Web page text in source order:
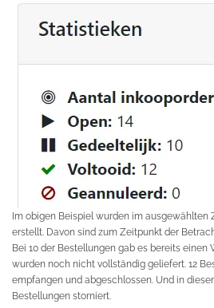
Im obigen Beispiel wurden im ausgewählten
erstellt. Davon sind zum Zeitpunkt der
Bei 10 der Bestellungen gab es bereits einen
wurden noch nicht vollständig geliefert. 12
empfangen und abgeschlossen. Und in
Bestellungen storniert.